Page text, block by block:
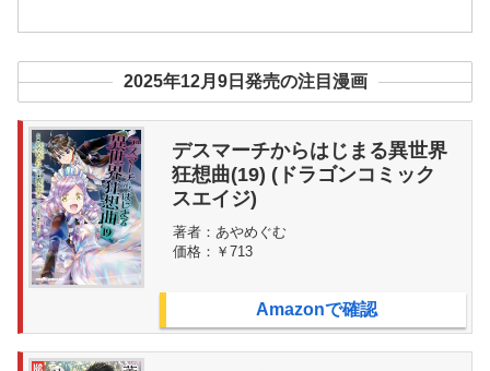
2025年12月9日発売の注目漫画
デスマーチからはじまる異世界
狂想曲(19) (ドラゴンコミック
スエイジ)
著者： あやめぐむ
価格： ￥713
Amazonで確認